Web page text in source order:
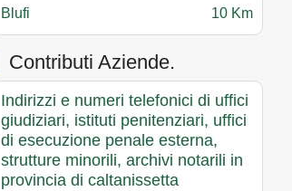
Blufi
10 Km
Contributi Aziende.
Indirizzi e numeri telefonici di uffici
giudiziari, istituti penitenziari, uffici
di esecuzione penale esterna,
strutture minorili, archivi notarili in
provincia di caltanissetta